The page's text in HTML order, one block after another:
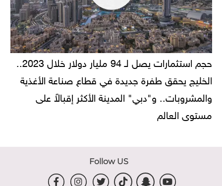
حجم استثمارات يصل لـ 94 مليار دولار خلال 2023..
الخليج يحقق طفرة جديدة في قطاع صناعة الأغذية
والمشروبات.. و"دبي" المدينة الأكثر إقبالاً على
مستوى العالم
Follow US